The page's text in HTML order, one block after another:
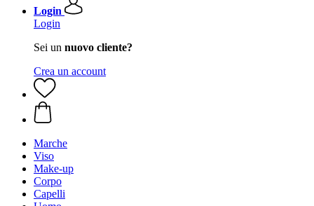
Login
Login
Sei un nuovo cliente?
Crea un account
Marche
Viso
Make-up
Corpo
Capelli